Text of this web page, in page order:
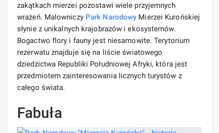
zakątkach mierzei pozostawi wiele przyjemnych
wrażeń. Malowniczy Park Narodowy Mierzei Kurońskiej
słynie z unikalnych krajobrazów i ekosystemów.
Bogactwo flory i fauny jest niesamowite. Terytorium
rezerwatu znajduje się na liście światowego
dziedzictwa Republiki Południowej Afryki, która jest
przedmiotem zainteresowania licznych turystów z
całego świata.
Fabuła